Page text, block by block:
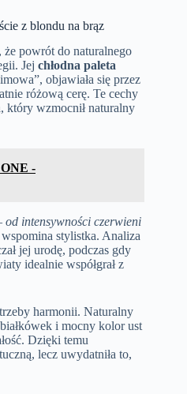
z blondu na brąz
powrót do naturalnego
Jej chłodna paleta
objawiała się przez
różową cerę. Te cechy
który wzmocnił naturalny
-
od intensywności czerwieni
stylistka. Analiza
jej urodę, podczas gdy
idealnie współgrał z
harmonii. Naturalny
i mocny kolor ust
Dzięki temu
lecz uwydatniła to,